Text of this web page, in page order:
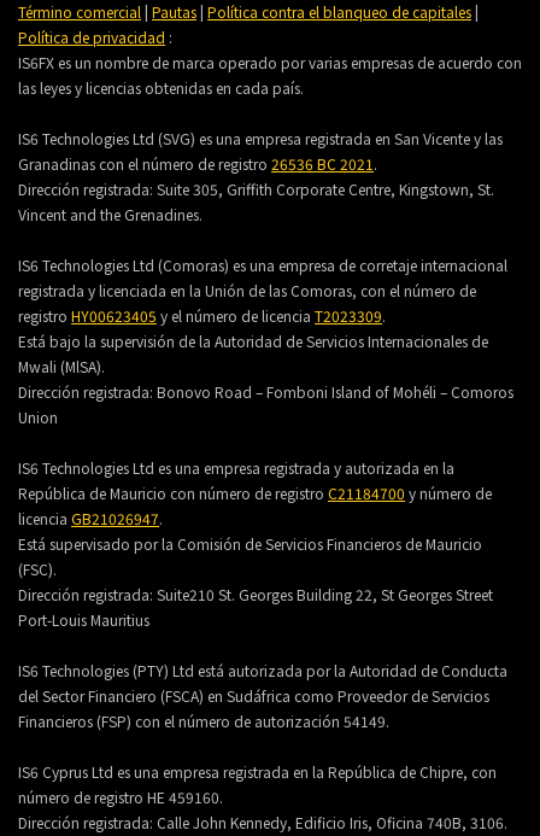
Término comercial | Pautas| Política contra el blanqueo de capitales|
Política de privacidad :
IS6FX es un nombre de marca operado por varias empresas de acuerdo con
las leyes y licencias obtenidas en cada país.
IS6 Technologies Ltd (SVG) es una empresa registrada en San Vicente y las
Granadinas con el número de registro 26536 BC 2021.
Dirección registrada: Suite 305, Griffith Corporate Centre, Kingstown, St.
Vincent and the Grenadines.
IS6 Technologies Ltd (Comoras) es una empresa de corretaje internacional
registrada y licenciada en la Unión de las Comoras, con el número de
registro HY00623405 y el número de licencia T2023309.
Está bajo la supervisión de la Autoridad de Servicios Internacionales de
Mwali (MlSA).
Dirección registrada: Bonovo Road – Fomboni Island of Mohéli – Comoros
Union
IS6 Technologies Ltd es una empresa registrada y autorizada en la
República de Mauricio con número de registro C21184700 y número de
licencia GB21026947.
Está supervisado por la Comisión de Servicios Financieros de Mauricio
(FSC).
Dirección registrada: Suite210 St. Georges Building 22, St Georges Street
Port-Louis Mauritius
IS6 Technologies (PTY) Ltd está autorizada por la Autoridad de Conducta
del Sector Financiero (FSCA) en Sudáfrica como Proveedor de Servicios
Financieros (FSP) con el número de autorización 54149.
IS6 Cyprus Ltd es una empresa registrada en la República de Chipre, con
número de registro HE 459160.
Dirección registrada: Calle John Kennedy, Edificio Iris, Oficina 740B, 3106.